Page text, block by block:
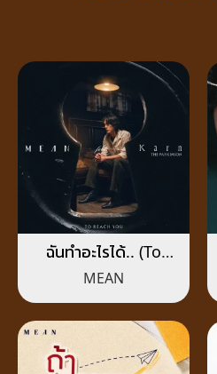
ฉันทำอะไรได้.. (To
Reach You)
MEAN